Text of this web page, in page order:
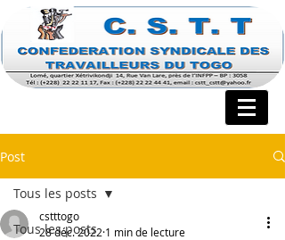
Post
Tous les posts
Tous les posts
cstttogo
28 déc. 2022 1 min de lecture